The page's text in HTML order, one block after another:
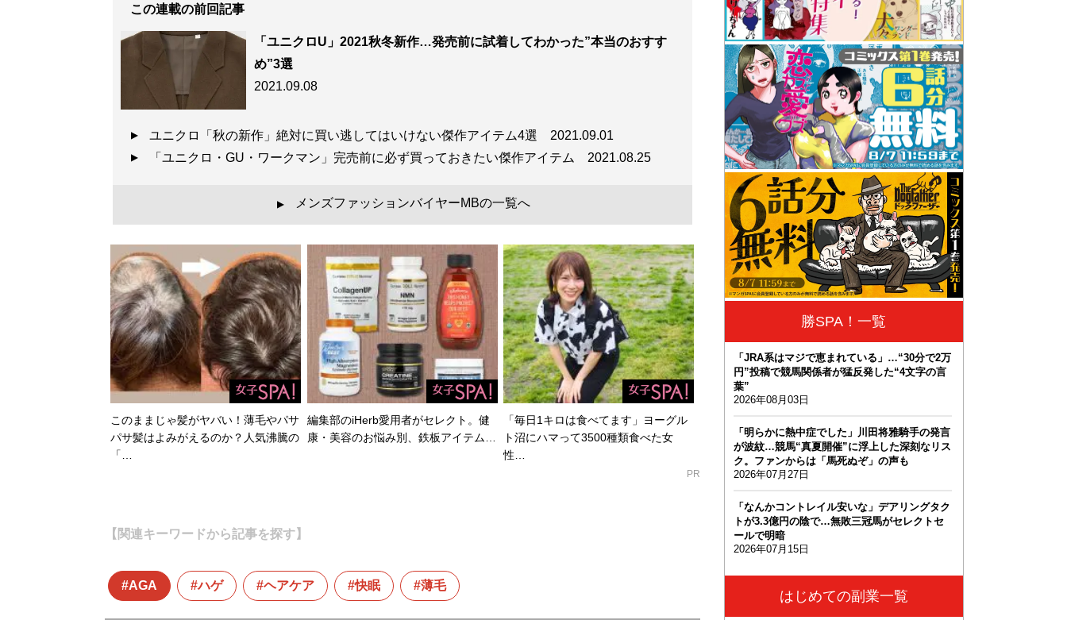
最速でおしゃれに見せる方法 <実践編>
『幸服論――人生は服で簡単に変えられる
自信は服で簡単につくることができる!
コーディネート・80スタイルを追加収録！
この連載の前回記事
「ユニクロU」2021秋冬新作…発売前に試着してわかった”本当のおすす
め”3選
2021.09.08
ユニクロ「秋の新作」絶対に買い逃してはいけない傑作アイテム4選 2021.09.01
「ユニクロ・GU・ワークマン」完売前に必ず買っておきたい傑作アイテム 2021.08.25
▲ メンズファッションバイヤーMBの一覧へ
このままじゃ髪がヤバい！薄毛やパサ
パサ髪はよみがえるのか？人気沸騰の
「…
編集部のiHerb愛用者がセレクト。健
康・美容のお悩み別、鉄板アイテム…
「毎日1キロは食べてます」ヨーグル
ト沼にハマって3500種類食べた女
性…
PR
【関連キーワードから記事を探す】
AGA ハゲ ヘアケア 快眠 薄毛
勝SPA！一覧
「JRA系はマジで恵まれている」…“30分で2万
円”投稿で競馬関係者が猛反発した“4文字の言
葉”
2026年08月03日
「明らかに熱中症でした」川田将雅騎手の発言
が波紋…競馬“真夏開催”に浮上した深刻なリス
ク。ファンからは「馬死ぬぞ」の声も
2026年07月27日
「なんかコントレイル安いな」デアリングタク
トが3.3億円の陰で…無敗三冠馬がセレクトセ
ールで明暗
2026年07月15日
はじめての副業一覧